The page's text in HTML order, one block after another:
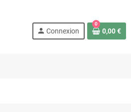
person Connexion
0
0,00 €